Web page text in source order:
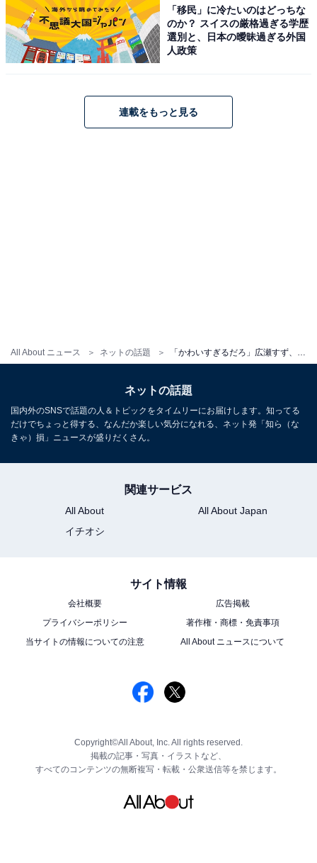
All About ニュース ネットの話題
「移民」に冷たいのはどっちな
のか？ スイスの厳格過ぎる学歴
選別と、日本の曖昧過ぎる外国
人政策
連載をもっと見る
ネットの話題
国内外のSNSで話題の人＆トピックをタイムリーにお届けします。知ってる
だけでちょっと得する、なんだか楽しい気分になれる、ネット発「知ら（な
きゃ）損」ニュースが盛りだくさん。
関連サービス
All About
All About Japan
イチオシ
サイト情報
会社概要
広告掲載
プライバシーポリシー
著作権・商標・免責事項
当サイトの情報についての注意
All About ニュースについて
Copyright©All About, Inc. All rights reserved.
掲載の記事・写真・イラストなど、
すべてのコンテンツの無断複写・転載・公衆送信等を禁じます。